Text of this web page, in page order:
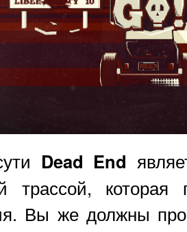
Dead End
трассой, которая
Вы же должны